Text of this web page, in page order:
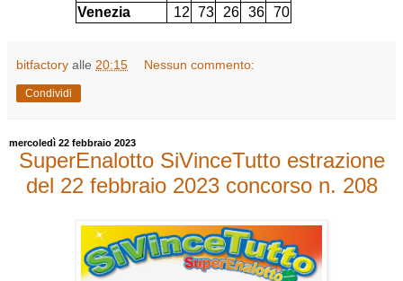
Venezia
12 73 26 36 70
bitfactory alle 20:15 Nessun commento:
Condividi
mercoledì 22 febbraio 2023
SuperEnalotto SiVinceTutto estrazione
del 22 febbraio 2023 concorso n. 208